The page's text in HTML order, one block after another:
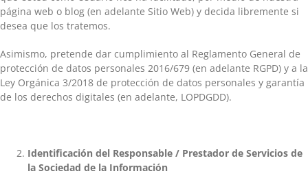
página web o blog (en adelante Sitio Web) y decida libremente si
desea que los tratemos.
Asimismo, pretende dar cumplimiento al Reglamento General de
protección de datos personales 2016/679 (en adelante RGPD) y a la
Ley Orgánica 3/2018 de protección de datos personales y garantía
de los derechos digitales (en adelante, LOPDGDD).
Identificación del Responsable / Prestador de Servicios de
la Sociedad de la Información